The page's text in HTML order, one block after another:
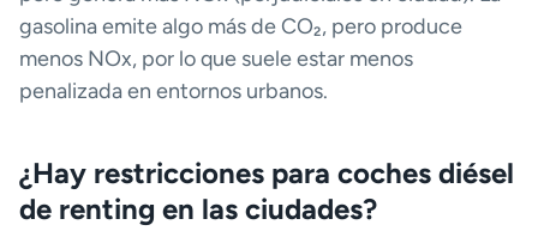
gasolina emite algo más de CO₂, pero produce
menos NOx, por lo que suele estar menos
penalizada en entornos urbanos.
¿Hay restricciones para coches diésel
de renting en las ciudades?